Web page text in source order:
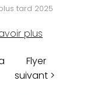
tard 2025
plus
Flyer
suivant >